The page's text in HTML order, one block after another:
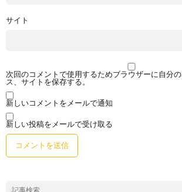
サイト
次回のコメントで使用するためブラウザーに自分
ス、サイトを保存する。
新しいコメントをメールで通知
新しい投稿をメールで受け取る